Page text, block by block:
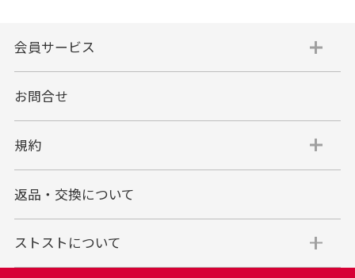
会員サービス
お問合せ
規約
返品・交換について
ストストについて